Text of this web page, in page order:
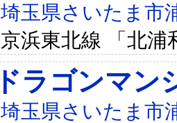
埼玉県さいたま市
京浜東北線 「北浦
ドラゴンマン
埼玉県さいたま市